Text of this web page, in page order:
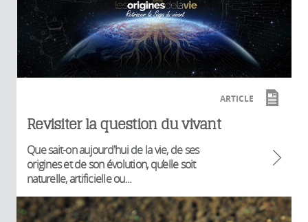
ARTICLE
Revisiter la question du vivant
Que sait-on aujourd'hui de la vie, de ses
origines et de son évolution, qu’elle soit
naturelle, artificielle ou...